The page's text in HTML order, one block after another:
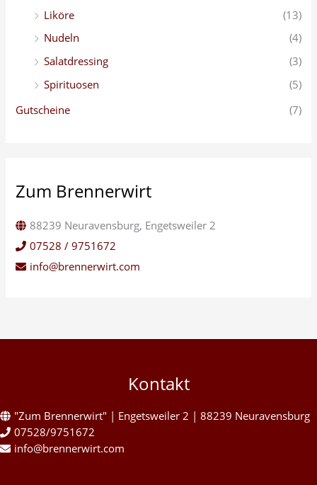
Liköre
(13)
Nudeln
(4)
Salatdressing
(3)
Spirituosen
(5)
Gutscheine
(7)
Zum Brennerwirt
88239 Neuravensburg, Engetsweiler 2
07528 / 9751672
info@brennerwirt.com
Kontakt
"Zum Brennerwirt" | Engetsweiler 2 | 88239 Neuravensburg
07528/9751672
info@brennerwirt.com